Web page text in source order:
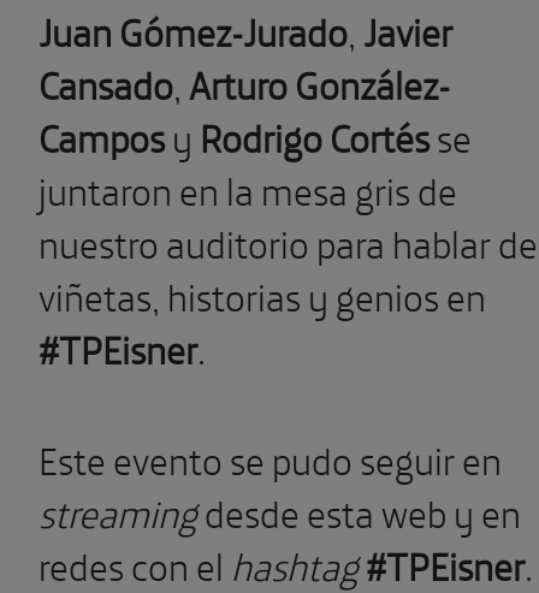
Juan Gómez-Jurado,Javier
Cansado,Arturo González-
Camposy Rodrigo Cortésse
juntaron en la mesa gris de
nuestro auditorio para hablar de
viñetas, historias y genios en
#TPEisner.
Este evento se pudo seguir en
streamingdesde esta web y en
redes con el hashtag#TPEisner.